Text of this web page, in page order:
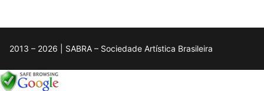
2013 – 2026 | SABRA – Sociedade Artística Brasileira